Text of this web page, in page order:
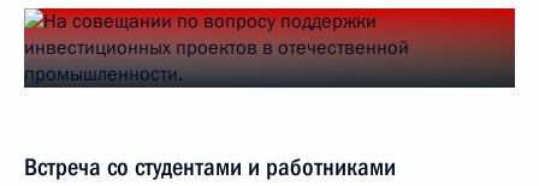
Встреча со студентами и работниками